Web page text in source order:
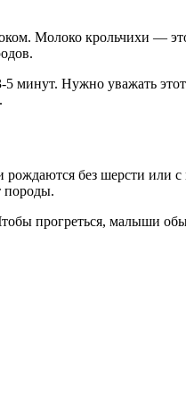
Молоко крольчихи —
минут. Нужно уважать
без шерсти или
породы.
прогреться, малыши